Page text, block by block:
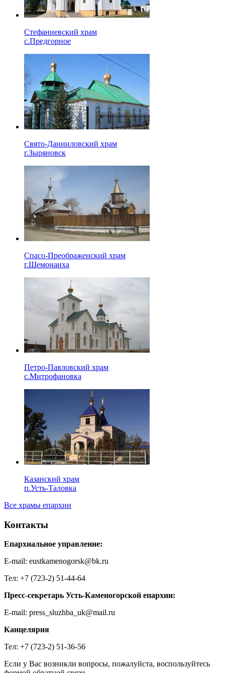
Стефаниевский храм
с.Предгорное
Свято-Данииловский храм
г.Зыряновск
Спасо-Преображенский храм
г.Шемонаиха
Петро-Павловский храм
с.Митрофановка
Казанский храм
п.Усть-Таловка
Все храмы епархии
Контакты
Епархиальное управление:
E-mail: eustkamenogorsk@bk.ru
Тел: +7 (723-2) 51-44-64
Пресс-секретарь Усть-Каменогорской епархии:
E-mail: press_sluzhba_uk@mail.ru
Канцелярия
Тел: +7 (723-2) 51-36-56
Если у Вас возникли вопросы, пожалуйста, воспользуйтесь